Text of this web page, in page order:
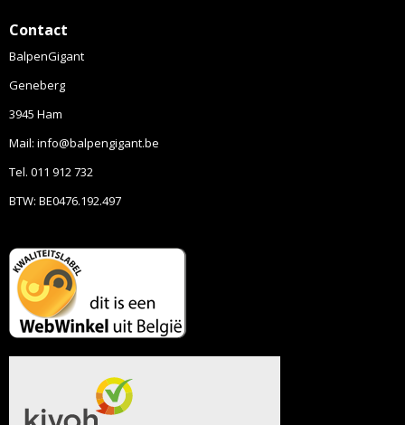
Contact
BalpenGigant
Geneberg
3945 Ham
Mail: info@balpengigant.be
Tel. 011 912 732
BTW: BE0476.192.497